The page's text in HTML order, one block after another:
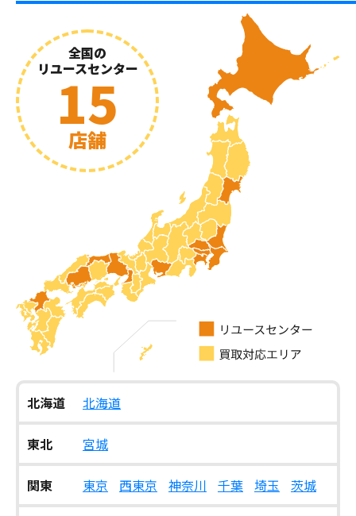
全国の
リユースセンター
15
店舗
北海道 北海道
東北 宮城
関東 東京 西東京 神奈川 千葉 埼玉 茨城